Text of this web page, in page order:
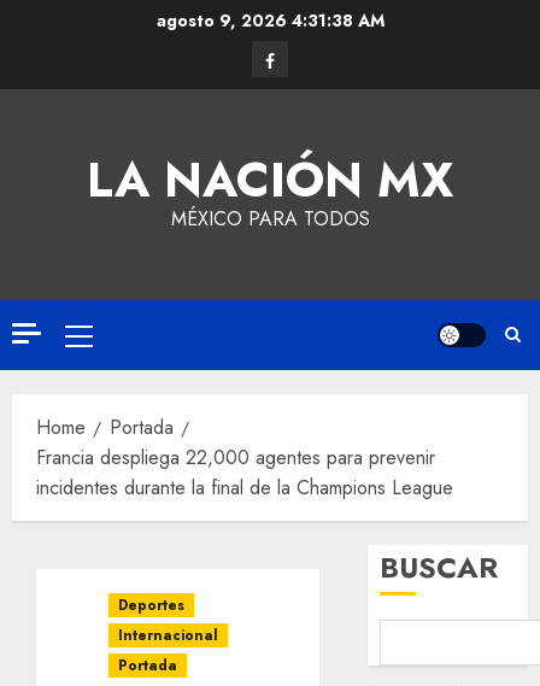
agosto 9, 2026 4:31:39 AM
LA NACIÓN MX
MÉXICO PARA TODOS
Home
Portada
Francia despliega 22,000 agentes para prevenir
incidentes durante la final de la Champions League
Deportes
Internacional
Portada
BUSCAR